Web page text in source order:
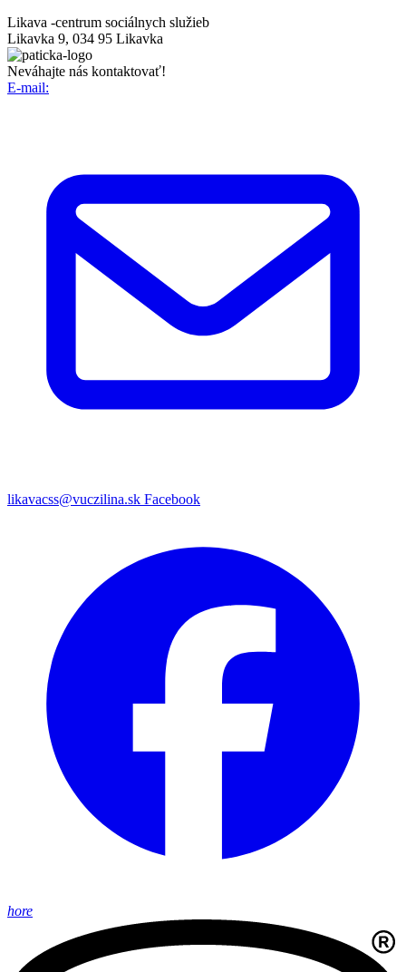
Likava -centrum sociálnych služieb
Likavka 9, 034 95 Likavka
Neváhajte nás kontaktovať!
E-mail:
likavacss@vuczilina.sk Facebook
hore